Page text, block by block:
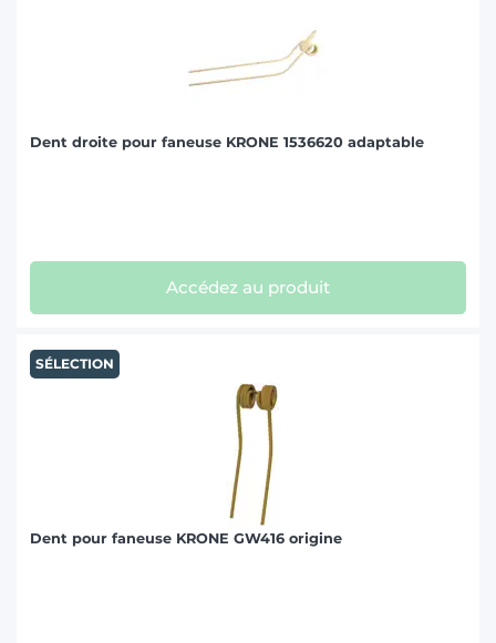
Dent droite pour faneuse KRONE 1536620 adaptable
Accédez au produit
SÉLECTION
Dent pour faneuse KRONE GW416 origine